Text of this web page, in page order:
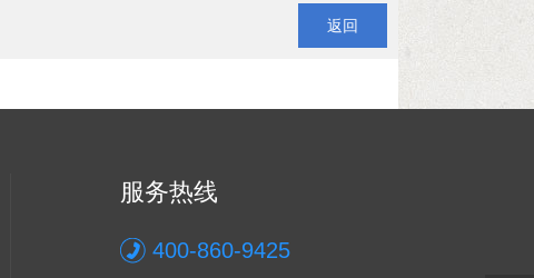
返回
服务热线
400-860-9425